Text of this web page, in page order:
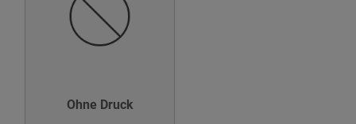
Ohne Druck